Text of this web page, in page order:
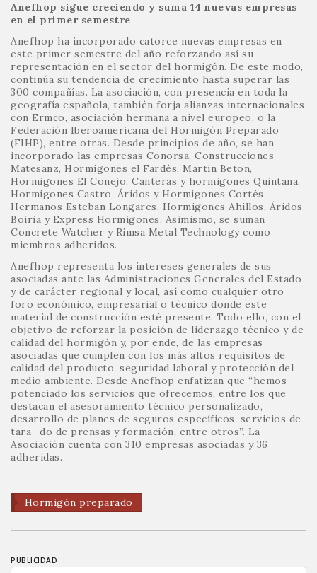
Anefhop sigue creciendo y suma 14 nuevas empresas
en el primer semestre
Anefhop ha incorporado catorce nuevas empresas en
este primer semestre del año reforzando así su
representación en el sector del hormigón. De este modo,
continúa su tendencia de crecimiento hasta superar las
300 compañías. La asociación, con presencia en toda la
geografía española, también forja alianzas internacionales
con Ermco, asociación hermana a nivel europeo, o la
Federación Iberoamericana del Hormigón Preparado
(FIHP), entre otras. Desde principios de año, se han
incorporado las empresas Conorsa, Construcciones
Matesanz, Hormigones el Fardés, Martin Beton,
Hormigones El Conejo, Canteras y hormigones Quintana,
Hormigones Castro, Áridos y Hormigones Cortés,
Hermanos Esteban Longares, Hormigones Ahillos, Áridos
Boiria y Express Hormigones. Asimismo, se suman
Concrete Watcher y Rimsa Metal Technology como
miembros adheridos.
Anefhop representa los intereses generales de sus
asociadas ante las Administraciones Generales del Estado
y de carácter regional y local, así como cualquier otro
foro económico, empresarial o técnico donde este
material de construcción esté presente. Todo ello, con el
objetivo de reforzar la posición de liderazgo técnico y de
calidad del hormigón y, por ende, de las empresas
asociadas que cumplen con los más altos requisitos de
calidad del producto, seguridad laboral y protección del
medio ambiente. Desde Anefhop enfatizan que “hemos
potenciado los servicios que ofrecemos, entre los que
destacan el asesoramiento técnico personalizado,
desarrollo de planes de seguros específicos, servicios de
tara- do de prensas y formación, entre otros”. La
Asociación cuenta con 310 empresas asociadas y 36
adheridas.
Hormigón preparado
PUBLICIDAD